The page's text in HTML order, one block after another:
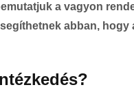
a vagyon
abban, hogy